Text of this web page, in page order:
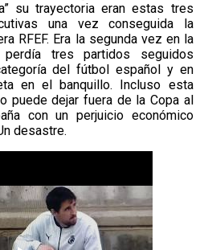
su trayectoria eran estas tres
una vez conseguida la
RFEF. Era la segunda vez en la
tres partidos seguidos
del fútbol español y en
en el banquillo. Incluso esta
puede dejar fuera de la Copa al
con un perjuicio económico
desastre.